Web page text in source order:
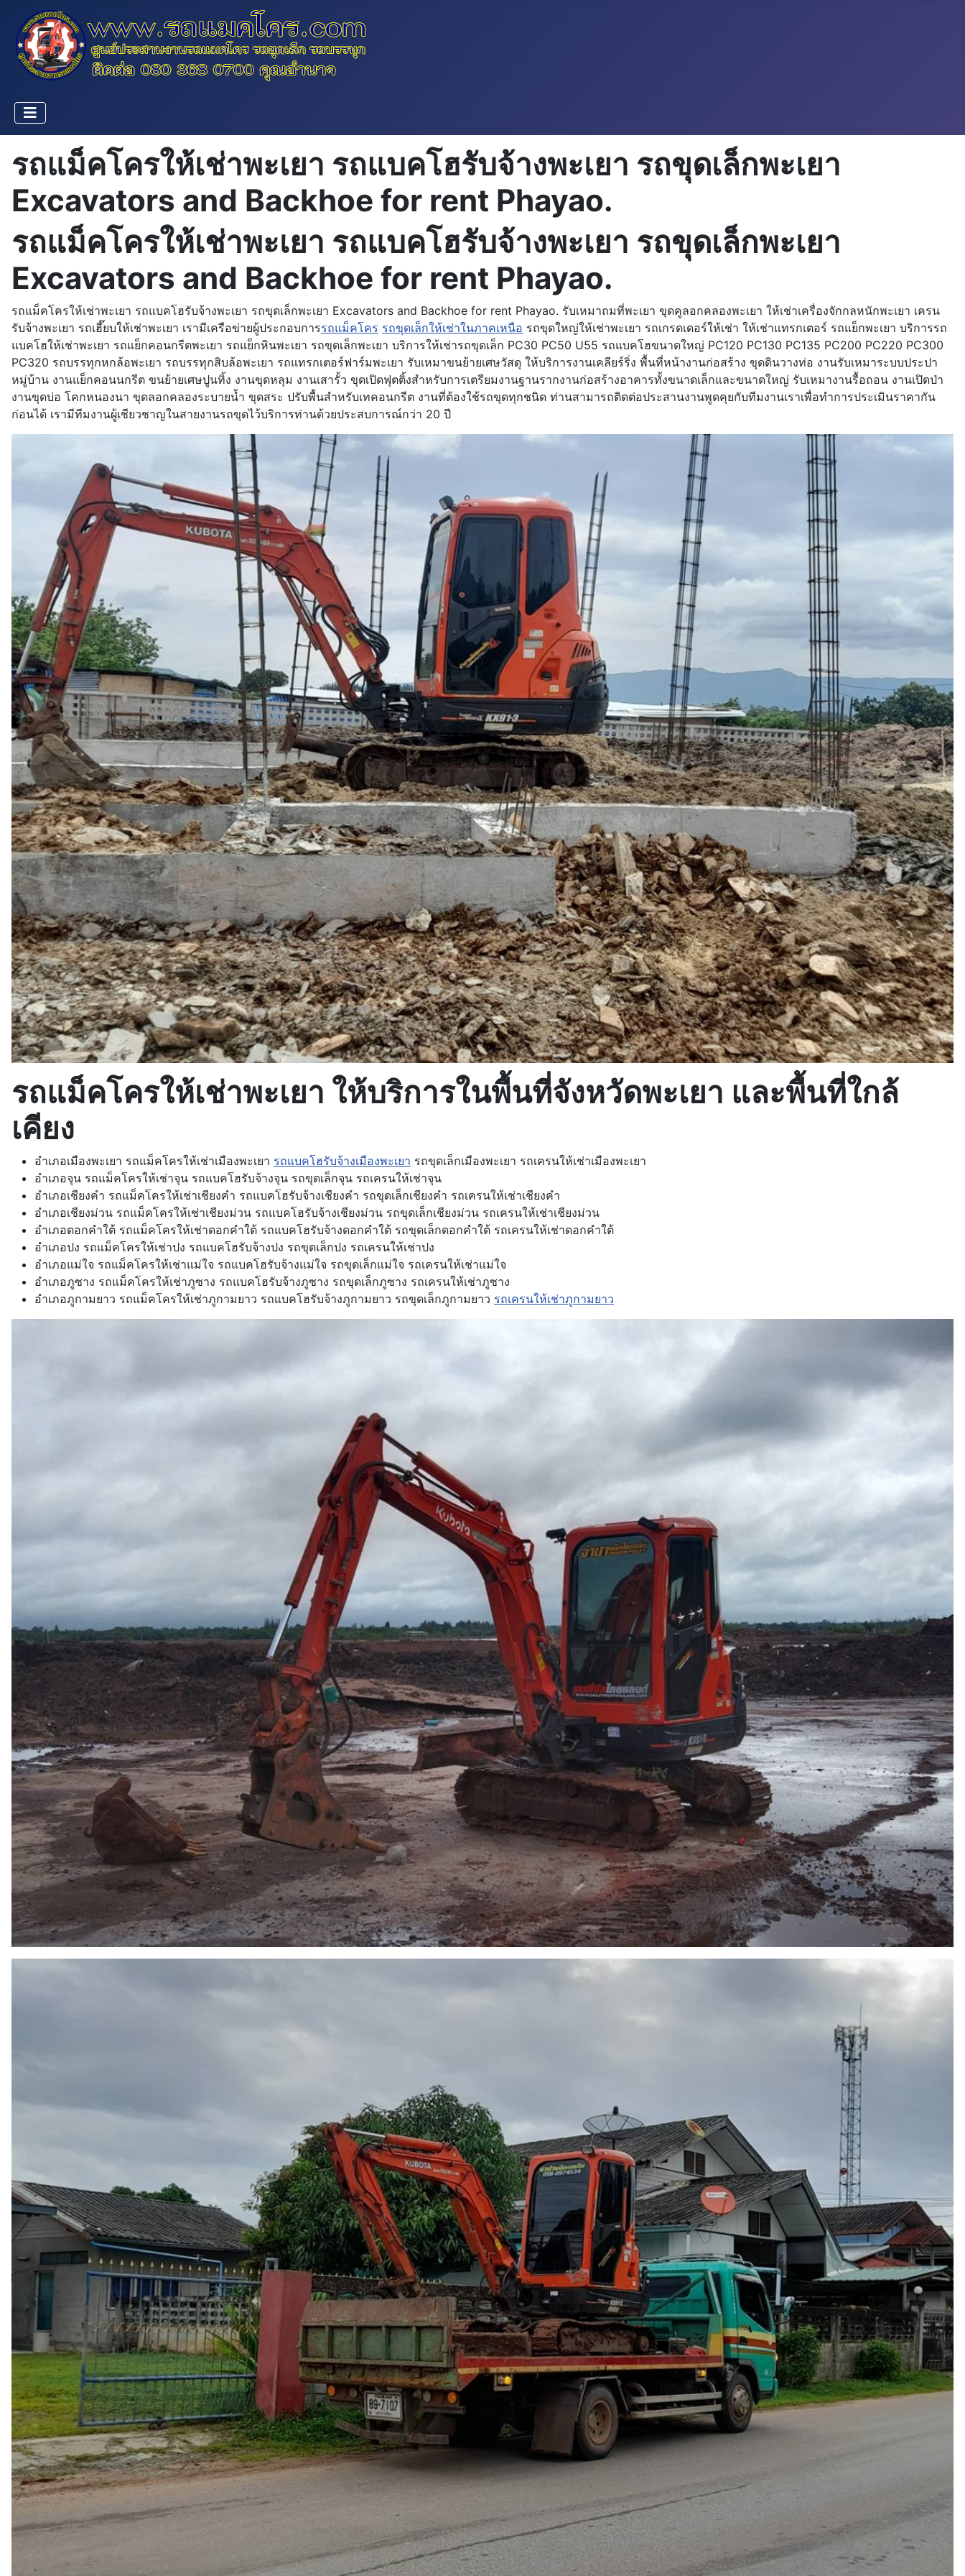
รถแม็คโครให้เช่าพะเยา รถแบคโฮรับจ้างพะเยา รถขุดเล็กพะเยา
Excavators and Backhoe for rent Phayao.
รถแม็คโครให้เช่าพะเยา รถแบคโฮรับจ้างพะเยา รถขุดเล็กพะเยา
Excavators and Backhoe for rent Phayao.
รถแม็คโครให้เช่าพะเยา รถแบคโฮรับจ้างพะเยา รถขุดเล็กพะเยา Excavators and Backhoe for rent Phayao. รับเหมาถมที่พะเยา ขุดคูลอกคลองพะเยา ให้เช่าเครื่องจักกลหนักพะเยา เครน
รับจ้างพะเยา รถเฮี๊ยบให้เช่าพะเยา เรามีเครือข่ายผู้ประกอบการรถแม็คโคร รถขุดเล็กให้เช่าในภาคเหนือ รถขุดใหญ่ให้เช่าพะเยา รถเกรดเดอร์ให้เช่า ให้เช่าแทรกเตอร์ รถแย็กพะเยา บริการรถ
แบคโฮให้เช่าพะเยา รถแย็กคอนกรีตพะเยา รถแย็กหินพะเยา รถขุดเล็กพะเยา บริการให้เช่ารถขุดเล็ก PC30 PC50 U55 รถแบคโฮขนาดใหญ่ PC120 PC130 PC135 PC200 PC220 PC300
PC320 รถบรรทุกหกล้อพะเยา รถบรรทุกสิบล้อพะเยา รถแทรกเตอร์ฟาร์มพะเยา รับเหมาขนย้ายเศษวัสดุ ให้บริการงานเคลียร์ริ่ง พื้นที่หน้างานก่อสร้าง ขุดดินวางท่อ งานรับเหมาระบบประปา
หมู่บ้าน งานแย็กคอนนกรีต ขนย้ายเศษปูนทิ้ง งานขุดหลุม งานเสารั้ว ขุดเปิดฟุตติ้งสำหรับการเตรียมงานฐานรากงานก่อสร้างอาคารทั้งขนาดเล็กและขนาดใหญ่ รับเหมางานรื้อถอน งานเปิดป่า
งานขุดบ่อ โคกหนองนา ขุดลอกคลองระบายน้ำ ขุดสระ ปรับพื้นสำหรับเทคอนกรีต งานที่ต้องใช้รถขุดทุกชนิด ท่านสามารถติดต่อประสานงานพูดคุยกับทีมงานเราเพื่อทำการประเมินราคากัน
ก่อนได้ เรามีทีมงานผู้เชียวชาญในสายงานรถขุดไว้บริการท่านด้วยประสบการณ์กว่า 20 ปี
รถแม็คโครให้เช่าพะเยา ให้บริการในพื้นที่จังหวัดพะเยา และพื้นที่ใกล้
เคียง
อำเภอเมืองพะเยา รถแม็คโครให้เช่าเมืองพะเยา รถแบคโฮรับจ้างเมืองพะเยา รถขุดเล็กเมืองพะเยา รถเครนให้เช่าเมืองพะเยา
อำเภอจุน รถแม็คโครให้เช่าจุน รถแบคโฮรับจ้างจุน รถขุดเล็กจุน รถเครนให้เช่าจุน
อำเภอเชียงคำ รถแม็คโครให้เช่าเชียงคำ รถแบคโฮรับจ้างเชียงคำ รถขุดเล็กเชียงคำ รถเครนให้เช่าเชียงคำ
อำเภอเชียงม่วน รถแม็คโครให้เช่าเชียงม่วน รถแบคโฮรับจ้างเชียงม่วน รถขุดเล็กเชียงม่วน รถเครนให้เช่าเชียงม่วน
อำเภอดอกคำใต้ รถแม็คโครให้เช่าดอกคำใต้ รถแบคโฮรับจ้างดอกคำใต้ รถขุดเล็กดอกคำใต้ รถเครนให้เช่าดอกคำใต้
อำเภอปง รถแม็คโครให้เช่าปง รถแบคโฮรับจ้างปง รถขุดเล็กปง รถเครนให้เช่าปง
อำเภอแม่ใจ รถแม็คโครให้เช่าแม่ใจ รถแบคโฮรับจ้างแม่ใจ รถขุดเล็กแม่ใจ รถเครนให้เช่าแม่ใจ
อำเภอภูซาง รถแม็คโครให้เช่าภูซาง รถแบคโฮรับจ้างภูซาง รถขุดเล็กภูซาง รถเครนให้เช่าภูซาง
อำเภอภูกามยาว รถแม็คโครให้เช่าภูกามยาว รถแบคโฮรับจ้างภูกามยาว รถขุดเล็กภูกามยาว รถเครนให้เช่าภูกามยาว